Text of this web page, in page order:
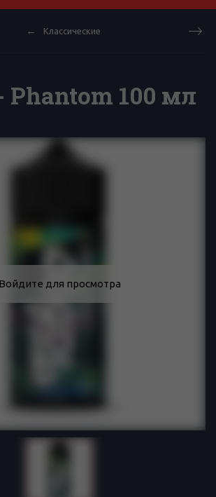
Классические
Phantom 100 мл
Войдите для просмотра